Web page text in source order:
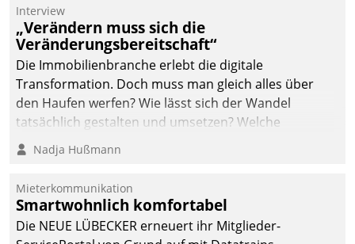
Dialogführung ermöglicht
dem externen
Serviceteam, Anrufe von
Mietenden zügiger und
effizienter zu bearbeiten.
Interview
„Verändern muss sich die
Veränderungsbereitschaft“
Die Immobilienbranche erlebt die digitale
Transformation. Doch muss man gleich alles über
den Haufen werfen? Wie lässt sich der Wandel
tatsächlich gestalten und umsetzen? Welche
Argumente zählen wirklich?
Nadja Hußmann
Mieterkommunikation
Smartwohnlich komfortabel
Die NEUE LÜBECKER erneuert ihr Mitglieder-